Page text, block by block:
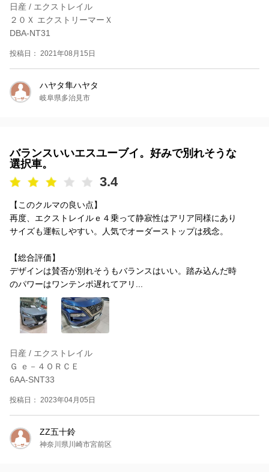
日産 / エクストレイル
２０Ｘ エクストリーマーＸ
DBA-NT31
投稿日： 2021年08月15日
ハヤタ隼ハヤタ
岐阜県多治見市
バランスいいエスユーブイ。好みで別れそうな
選択車。
3.4
【このクルマの良い点】
再度、エクストレイルｅ４乗って静寂性はアリア同様にあり
サイズも運転しやすい。人気でオーダーストップは残念。
【総合評価】
デザインは賛否が別れそうもバランスはいい。踏み込んだ時
のパワーはワンテンポ遅れてアリ...
日産 / エクストレイル
Ｇ ｅ－４ＯＲＣＥ
6AA-SNT33
投稿日： 2023年04月05日
ZZ五十鈴
神奈川県川崎市宮前区